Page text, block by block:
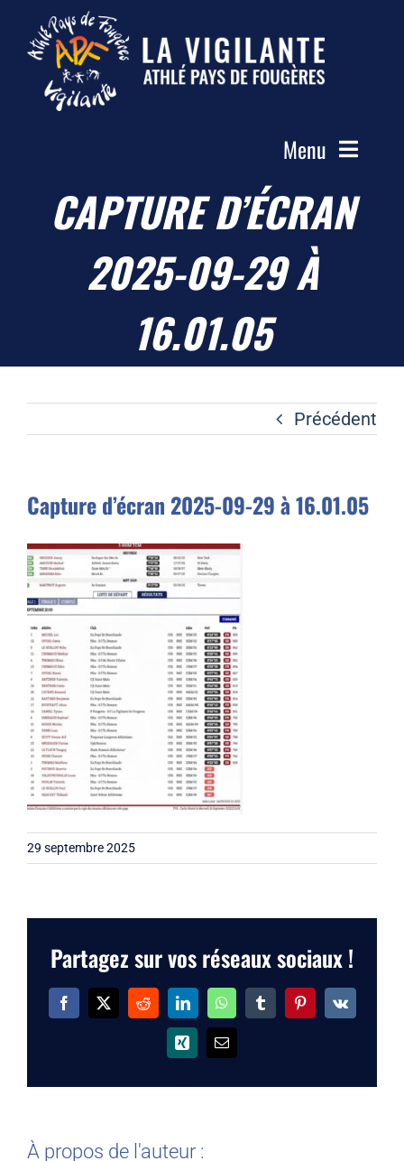
Passer
contenu
Menu
Accueil
Le Club
Actualités
Compétitions
CAPTURE D’ÉCRAN
2025-09-29 À
16.01.05
Précédent
Capture d’écran 2025-09-29 à 16.01.05
29 septembre 2025
Partagez sur vos réseaux sociaux !
Facebook
X RedditLinkedInWhatsAppTumblrPinterest
Vk
Xing Email
À propos de l'auteur :